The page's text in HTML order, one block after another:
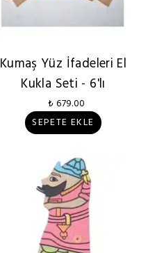
Kumaş Yüz İfadeleri El
Kukla Seti - 6'lı
₺ 679.00
SEPETE EKLE